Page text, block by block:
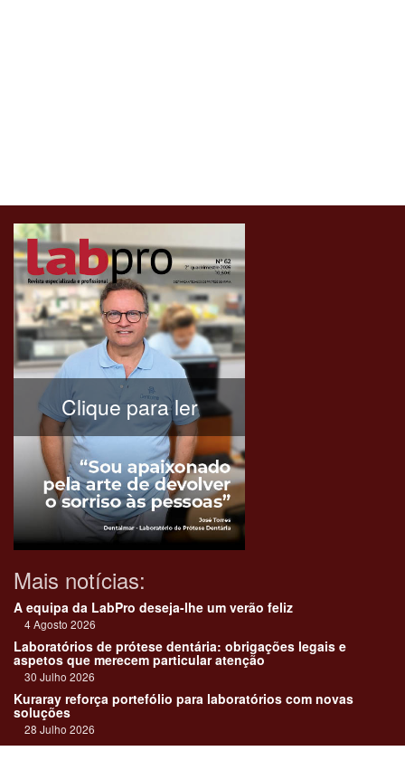
Clique para ler
Mais notícias:
A equipa da LabPro deseja-lhe um verão feliz
4 Agosto 2026
Laboratórios de prótese dentária: obrigações legais e
aspetos que merecem particular atenção
30 Julho 2026
Kuraray reforça portefólio para laboratórios com novas
soluções
28 Julho 2026
"Devemos encarar cada caso como uma história construída